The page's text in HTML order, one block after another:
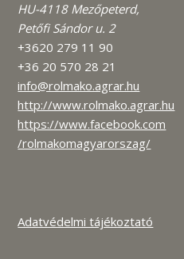
HU-4118 Mezőpeterd,
Petőfi Sándor u. 2
+3620 279 11 90
+36 20 570 28 21
info@rolmako.agrar.hu
http://www.rolmako.agrar.hu
https://www.facebook.com
/rolmakomagyarorszag/
Adatvédelmi tájékoztató